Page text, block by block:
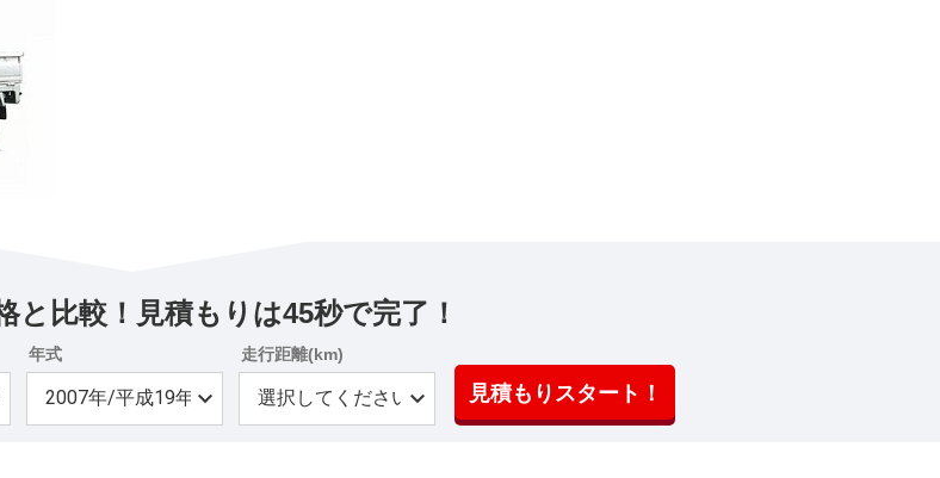
と比較！見積もりは45秒で完了！
年式 走行距離(km)
見積もりスタート！